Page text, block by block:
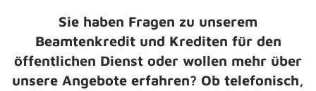
Sie haben Fragen zu unserem
Beamtenkredit und Krediten für den
öffentlichen Dienst oder wollen mehr über
unsere Angebote erfahren? Ob telefonisch,